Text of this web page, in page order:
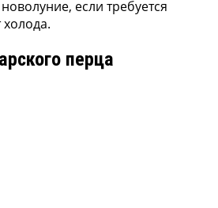
если требуется
перца